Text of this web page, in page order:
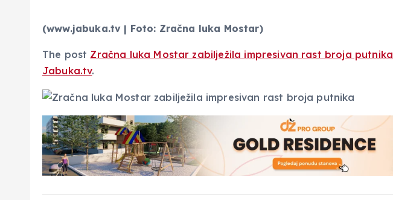
(www.jabuka.tv | Foto: Zračna luka Mostar)
The post Zračna luka Mostar zabilježila impresivan rast broja putnika
Jabuka.tv.